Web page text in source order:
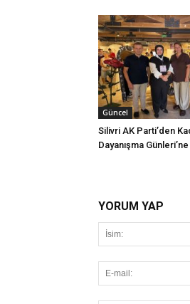
Güncel
Silivri AK Parti’den
Dayanışma
YORUM YAP